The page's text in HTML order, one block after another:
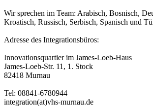
Wir sprechen im Team: Arabisch, Bosnisch,
Kroatisch, Russisch, Serbisch, Spanisch und
Adresse des Integrationsbüros:
Innovationsquartier im James-Loeb-Haus
James-Loeb-Str. 11, 1. Stock
82418 Murnau
Tel: 08841-6780944
integration(at)vhs-murnau.de